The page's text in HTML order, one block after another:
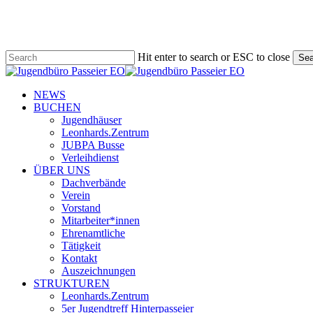
content
Hit enter to search or ESC to close
Close
search
Menu
NEWS
BUCHEN
Jugendhäuser
Leonhards.Zentrum
JUBPA Busse
Verleihdienst
ÜBER UNS
Dachverbände
Verein
Vorstand
Mitarbeiter*innen
Ehrenamtliche
Tätigkeit
Kontakt
Auszeichnungen
STRUKTUREN
Leonhards.Zentrum
5er Jugendtreff Hinterpasseier